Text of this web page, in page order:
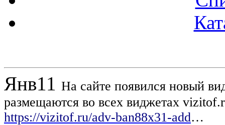
Янв11 На сайте появился новый
размещаются во всех виджетах
https://vizitof.ru/adv-ban88x31-add…